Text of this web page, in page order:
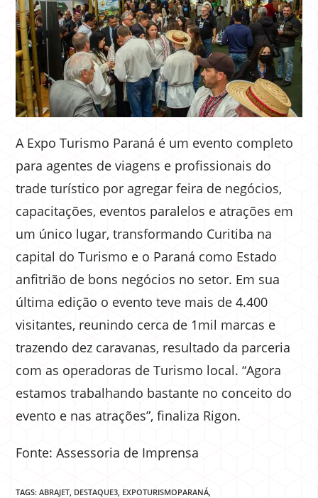
A Expo Turismo Paraná é um evento completo
para agentes de viagens e profissionais do
trade turístico por agregar feira de negócios,
capacitações, eventos paralelos e atrações em
um único lugar, transformando Curitiba na
capital do Turismo e o Paraná como Estado
anfitrião de bons negócios no setor. Em sua
última edição o evento teve mais de 4.400
visitantes, reunindo cerca de 1mil marcas e
trazendo dez caravanas, resultado da parceria
com as operadoras de Turismo local. “Agora
estamos trabalhando bastante no conceito do
evento e nas atrações”, finaliza Rigon.
Fonte: Assessoria de Imprensa
TAGS:ABRAJET DESTAQUE3 EXPOTURISMOPARANÁ